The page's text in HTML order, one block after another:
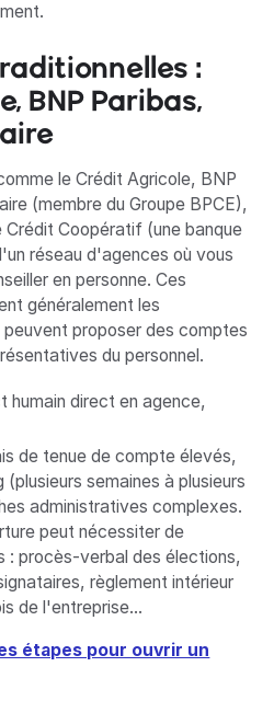
:
BNP Paribas,
le Crédit Agricole, BNP
(membre du Groupe BPCE),
Crédit Coopératif (une banque
réseau d'agences où vous
en personne. Ces
généralement les
proposer des comptes
du personnel.
humain direct en agence,
de tenue de compte élevés,
semaines à plusieurs
administratives complexes.
peut nécessiter de
: procès-verbal des élections,
règlement intérieur
de l'entreprise...
étapes pour ouvrir un